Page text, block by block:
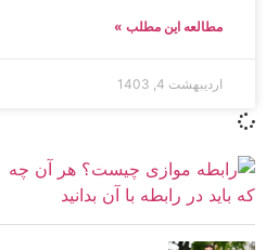
مطالعه این مطلب »
اردیبهشت 4, 1403